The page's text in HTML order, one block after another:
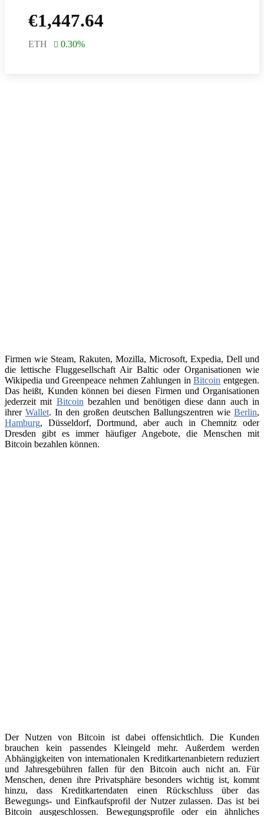
€1,447.64
ETH 0.30%
Firmen wie Steam, Rakuten, Mozilla, Microsoft, Expedia, Dell und
die lettische Fluggesellschaft Air Baltic oder Organisationen wie
Wikipedia und Greenpeace nehmen Zahlungen inBitcoin entgegen.
Das heißt, Kunden können bei diesen Firmen und Organisationen
jederzeit mit Bitcoin bezahlen und benötigen diese dann auch in
ihrer Wallet. In den großen deutschen Ballungszentren wie Berlin,
Hamburg, Düsseldorf, Dortmund, aber auch in Chemnitz oder
Dresden gibt es immer häufiger Angebote, die Menschen mit
Bitcoin bezahlen können.
Der Nutzen von Bitcoin ist dabei offensichtlich. Die Kunden
brauchen kein passendes Kleingeld mehr. Außerdem werden
Abhängigkeiten von internationalen Kreditkartenanbietern reduziert
und Jahresgebühren fallen für den Bitcoin auch nicht an. Für
Menschen, denen ihre Privatsphäre besonders wichtig ist, kommt
hinzu, dass Kreditkartendaten einen Rückschluss über das
Bewegungs- und Einfkaufsprofil der Nutzer zulassen. Das ist bei
Bitcoin ausgeschlossen. Bewegungsprofile oder ein ähnliches